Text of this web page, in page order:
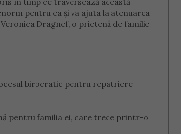
în timp ce traversează această
pentru ea și va ajuta la atenuarea
Dragnef, o prietenă de familie
birocratic pentru repatriere
pentru familia ei, care trece printr-o